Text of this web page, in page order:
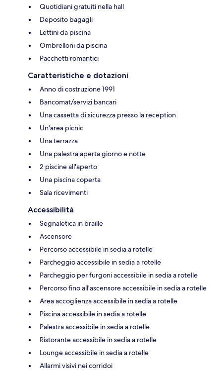
Quotidiani gratuiti nella hall
Deposito bagagli
Lettini da piscina
Ombrelloni da piscina
Pacchetti romantici
Caratteristiche e dotazioni
Anno di costruzione 1991
Bancomat/servizi bancari
Una cassetta di sicurezza presso la reception
Un'area picnic
Una terrazza
Una palestra aperta giorno e notte
2 piscine all'aperto
Una piscina coperta
Sala ricevimenti
Accessibilità
Segnaletica in braille
Ascensore
Percorso accessibile in sedia a rotelle
Parcheggio accessibile in sedia a rotelle
Parcheggio per furgoni accessibile in sedia a rotelle
Percorso fino all'ascensore accessibile in sedia a rotelle
Area accoglienza accessibile in sedia a rotelle
Piscina accessibile in sedia a rotelle
Palestra accessibile in sedia a rotelle
Ristorante accessibile in sedia a rotelle
Lounge accessibile in sedia a rotelle
Allarmi visivi nei corridoi